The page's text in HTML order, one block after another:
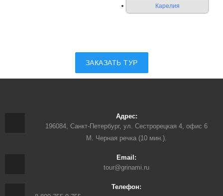
Карелия
ЗАКАЗАТЬ ТУР
Адрес:
196084, Санкт-Петербург, ул. Сестрорецкая 4, офис 6
М. Черная речка (10 мин.).
Email:
tour@grinami.ru
Телефон: